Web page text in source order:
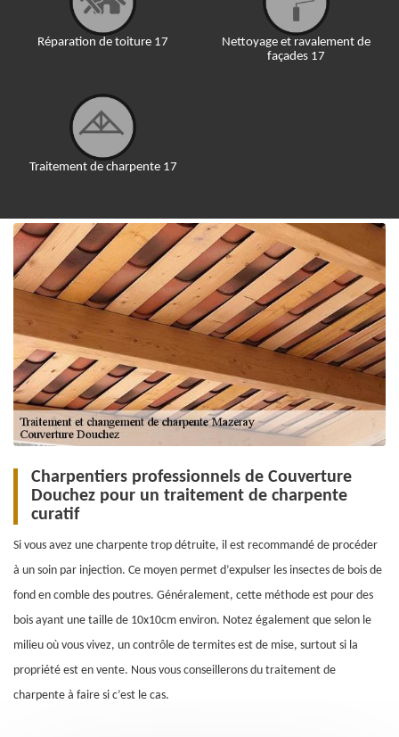
Réparation de toiture 17
Traitement de charpente 17
Nettoyage et ravalement de
façades 17
Charpentiers professionnels de Couverture
Douchez pour un traitement de charpente
curatif
Si vous avez une charpente trop détruite, il est recommandé de procéder
à un soin par injection. Ce moyen permet d’expulser les insectes de bois de
fond en comble des poutres. Généralement, cette méthode est pour des
bois ayant une taille de 10x10cm environ. Notez également que selon le
milieu où vous vivez, un contrôle de termites est de mise, surtout si la
propriété est en vente. Nous vous conseillerons du traitement de
charpente à faire si c’est le cas.